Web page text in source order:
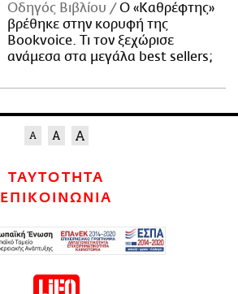
Οδηγός Βιβλίου
Ο «Καθρέφτης»
βρέθηκε στην κορυφή της
Bookvoice. Τι τον ξεχώρισε
ανάμεσα στα μεγάλα best sellers;
ΤΑΥΤΟΤΗΤΑ
ΕΠΙΚΟΙΝΩΝΙΑ